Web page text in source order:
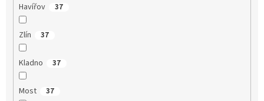
Havířov 37
Zlín 37
Kladno 37
Most 37